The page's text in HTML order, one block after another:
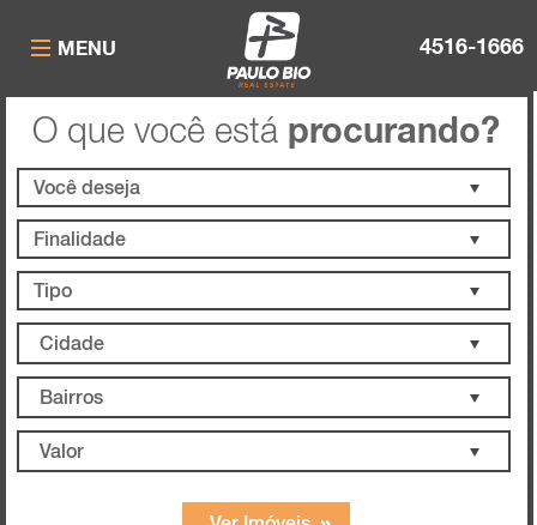
4516-1666
MENU
O que você está procurando?
Cidade
Bairros
Valor